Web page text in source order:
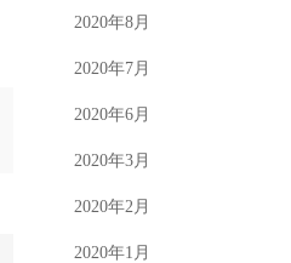
2020年8月
2020年7月
2020年6月
2020年3月
2020年2月
2020年1月